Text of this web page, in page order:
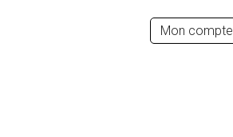
Mon compte